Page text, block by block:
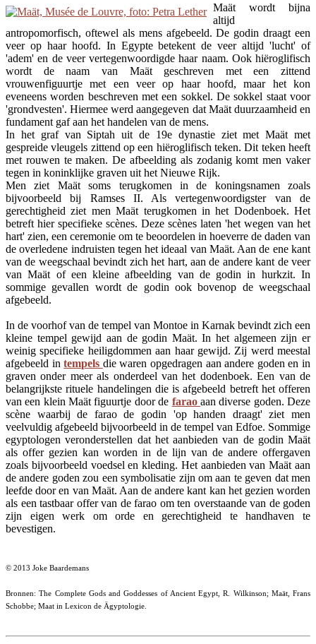
Maät wordt bijna
altijd
antropomorfisch, oftewel als mens afgebeeld. De godin draagt een
veer op haar hoofd. In Egypte betekent de veer altijd 'lucht' of
'adem' en de veer vertegenwoordigde haar naam. Ook hiëroglifisch
wordt de naam van Maät geschreven met een zittend
vrouwenfiguurtje met een veer op haar hoofd, maar het kon
eveneens worden beschreven met een sokkel. De sokkel staat voor
'grondvesten'. Hiermee werd aangegeven dat Maät duurzaamheid en
fundament gaf aan het handelen van de mens.
In het graf van Siptah uit de 19e dynastie ziet met Maät met
gespreide vleugels zittend op een hiëroglifisch teken. Dit teken heeft
met rouwen te maken. De afbeelding als zodanig komt men vaker
tegen in koninklijke graven uit het Nieuwe Rijk.
Men ziet Maät soms terugkomen in de koningsnamen zoals
bijvoorbeeld bij Ramses II. Als vertegenwoordigster van de
gerechtigheid ziet men Maät terugkomen in het Dodenboek. Het
betreft hier specifieke scènes. Deze scènes laten 'het wegen van het
hart' zien, een ceremonie om te beoordelen in hoeverre de daden van
de overledene indruisten tegen het ideaal van Maät. Aan de ene kant
van de weegschaal bevindt zich het hart, aan de andere kant de veer
van Maät of een kleine afbeelding van de godin in hurkzit. In
sommige gevallen wordt de godin ook bovenop de weegschaal
afgebeeld.
In de voorhof van de tempel van Montoe in Karnak bevindt zich een
kleine tempel gewijd aan de godin Maät. In het algemeen zijn er
weinig specifieke heiligdommen aan haar gewijd. Zij werd meestal
afgebeeld intempels die waren opgedragen aan andere goden en in
graven onder meer als onderdeel van het dodenboek. Een van de
belangrijkste rituele handelingen die is afgebeeld betreft het offeren
van een klein Maät figuurtje door de farao aan diverse goden. Deze
scène waarbij de farao de godin 'op handen draagt' ziet men
veelvuldig afgebeeld bijvoorbeeld in de tempel van Edfoe. Sommige
egyptologen veronderstellen dat het aanbieden van de godin Maät
als offer gezien kan worden in de lijn van de andere offergaven
zoals bijvoorbeeld voedsel en kleding. Het aanbieden van Maät aan
de andere goden zou een symbolisatie zijn om aan te geven dat men
leefde door en van Maät. Aan de andere kant kan het gezien worden
als een tastbaar offer van de farao om ten overstaande van de goden
zijn eigen werk om orde en gerechtigheid te handhaven te
bevestigen.
© 2013 Joke Baardemans
Bronnen: The Complete Gods and Goddesses of Ancient Egypt, R. Wilkinson; Maät, Frans
Schobbe; Maat in Lexicon de Ägyptologie.